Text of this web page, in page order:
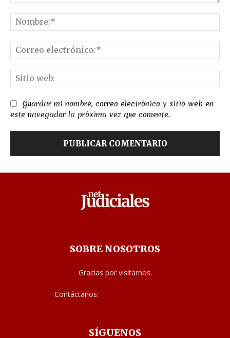
Guardar mi nombre, correo electrónico y sitio web en
este navegador la próxima vez que comente.
SOBRE NOSOTROS
Gracias por visitarnos.
Contáctanos:
SÍGUENOS